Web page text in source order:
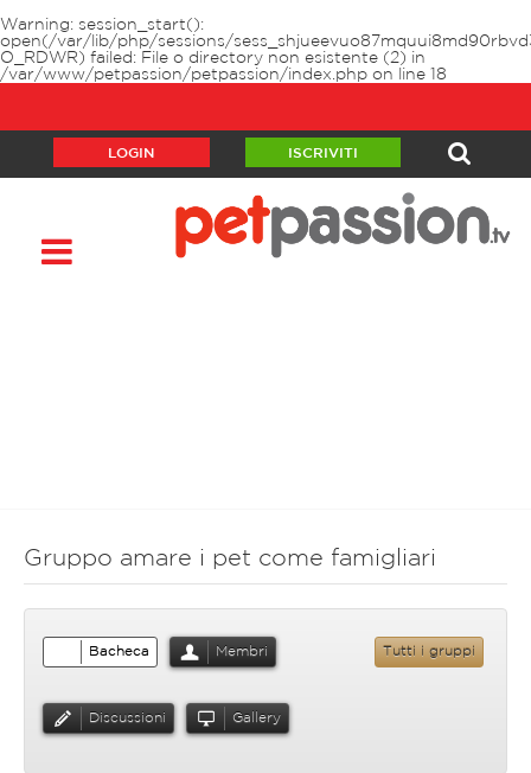
Warning: session_start():
open(/var/lib/php/sessions/
O_RDWR) failed: File o directory non esistente (2) in
/var/www/petpassion/petpassion/index.php on line 18
LOGIN ISCRIVITI
Gruppo amare i pet come famigliari
Tutti i gruppi
Bacheca Membri
Discussioni Gallery